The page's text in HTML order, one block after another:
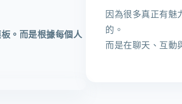
。而是根據每個人
因為很多真正有魅
的。
而是在聊天、互動